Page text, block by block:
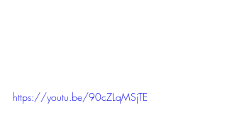
https://youtu.be/90cZLqMSjTE